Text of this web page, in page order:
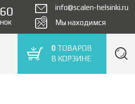
info@scalen-helsinki.ru
Мы находимся
0 ТОВАРОВ
В КОРЗИНЕ